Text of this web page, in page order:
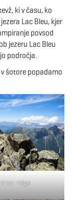
ki v času, ko
Lac Bleu, kjer
povsod
jezeru Lac Bleu
področja.
šotore popadamo
ridge